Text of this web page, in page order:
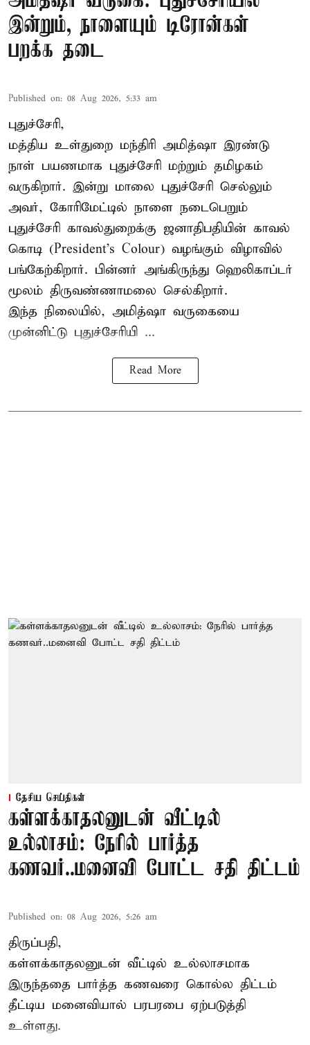
இன்றும், நாளையும் டிரோன்கள்
பறக்க தடை
Published on: 08 Aug 2026, 5:33 am
புதுச்சேரி,
மத்திய உள்துறை மந்திரி அமித்ஷா இரண்டு
நாள் பயணமாக புதுச்சேரி மற்றும் தமிழகம்
வருகிறார். இன்று மாலை புதுச்சேரி செல்லும்
அவர், கோரிமேட்டில் நாளை நடைபெறும்
புதுச்சேரி காவல்துறைக்கு ஜனாதிபதியின் காவல்
கொடி (President's Colour) வழங்கும் விழாவில்
பங்கேற்கிறார். பின்னர் அங்கிருந்து ஹெலிகாப்டர்
மூலம் திருவண்ணாமலை செல்கிறார்.
இந்த நிலையில், அமித்ஷா வருகையை
முன்னிட்டு புதுச்சேரியி ...
Read More
தேசிய செய்திகள்
கள்ளக்காதலனுடன் வீட்டில்
உல்லாசம்: நேரில் பார்த்த
கணவர்..மனைவி போட்ட சதி திட்டம்
Published on: 08 Aug 2026, 5:26 am
திருப்பதி,
கள்ளக்காதலனுடன் வீட்டில் உல்லாசமாக
இருந்ததை பார்த்த கணவரை கொல்ல திட்டம்
தீட்டிய மனைவியால் பரபரபை ஏற்படுத்தி
உள்ளது.